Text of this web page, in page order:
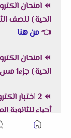
⏪ امتحان
الحية ) للصف
👈من هنا
⏪ امتحان
الحية ) جزء1 مس إيرينى
⏪
2 اختبار
أحياء